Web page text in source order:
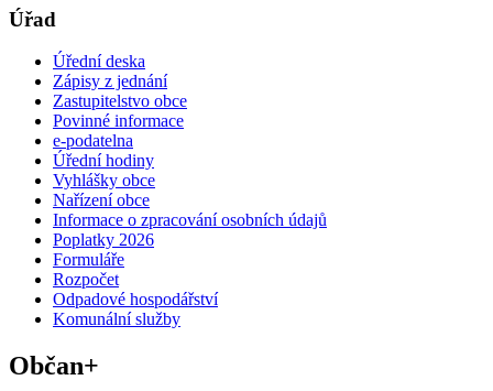
Úřad
Úřední deska
Zápisy z jednání
Zastupitelstvo obce
Povinné informace
e-podatelna
Úřední hodiny
Vyhlášky obce
Nařízení obce
Informace o zpracování osobních údajů
Poplatky 2026
Formuláře
Rozpočet
Odpadové hospodářství
Komunální služby
Občan+